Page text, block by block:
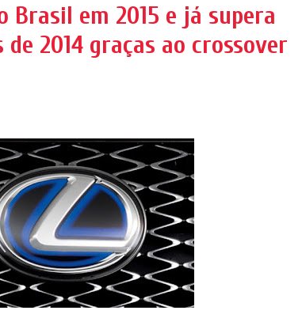
Brasil em 2015 e já supera
2014 graças ao crossover